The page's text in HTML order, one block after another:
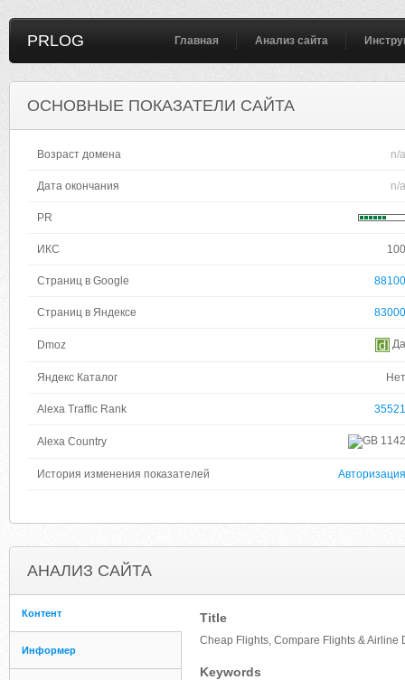
PRLOG Главная Анализ сайта
ОСНОВНЫЕ ПОКАЗАТЕЛИ САЙТА
Возраст домена n/a
Дата окончания n/a
PR
ИКС 100
Страниц в Google 88100
Страниц в Яндексе 83000
Dmoz Да
Яндекс Каталог Нет
Alexa Traffic Rank 35521
Alexa Country 1142
История изменения показателей Авторизация
АНАЛИЗ САЙТА
Контент
Информер
Title
Cheap Flights, Compare Flights & Airline
Keywords